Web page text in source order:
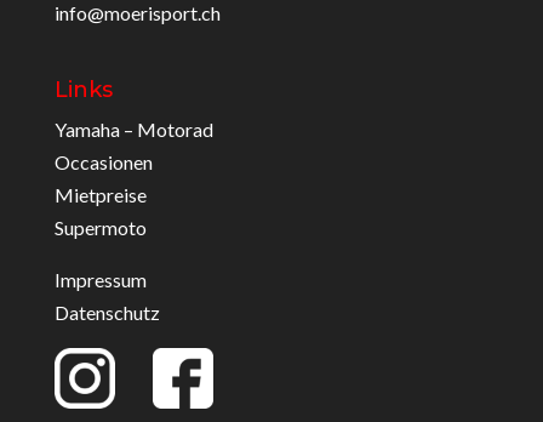
info@moerisport.ch
Links
Yamaha – Motorad
Occasionen
Mietpreise
Supermoto
Impressum
Datenschutz